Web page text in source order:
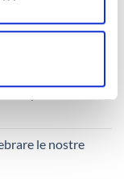
interpreta un
le nostre